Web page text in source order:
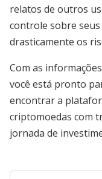
relatos de outros
controle sobre
drasticamente os
Com as
você está pronto
encontrar a
criptomoedas com
jornada de